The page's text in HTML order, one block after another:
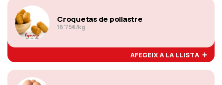
Croquetas de pollastre
16'75€/kg
AFEGEIX A LA LLISTA